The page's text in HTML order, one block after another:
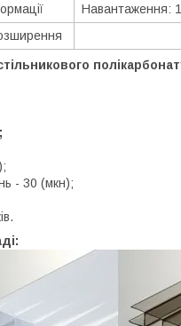
Навантаження:
- 30 (мкн);